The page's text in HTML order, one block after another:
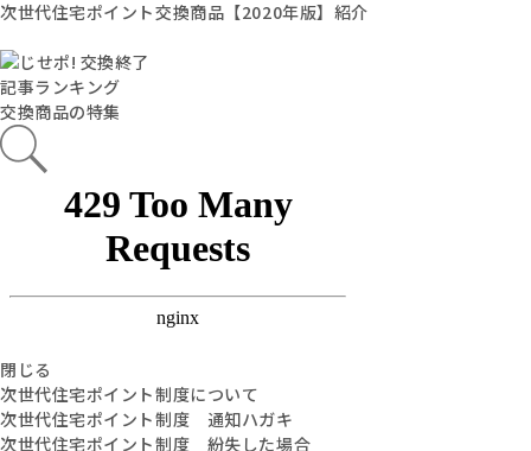
次世代住宅ポイント交換商品【2020年版】紹介
記事ランキング
交換商品の特集
閉じる
次世代住宅ポイント制度について
次世代住宅ポイント制度 通知ハガキ
次世代住宅ポイント制度 紛失した場合